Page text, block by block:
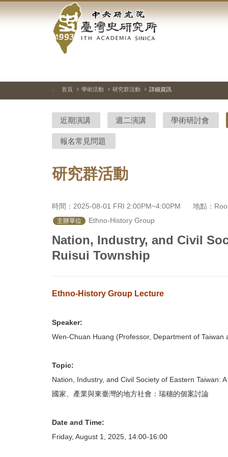
到
中
央
研
院-
臺
灣
史
研
所-
首
頁
::: 首頁 學術活動 研究群活動 詳細資訊
近期演講 週二演講 學術研討會
報名常見問題
研究群活動
時間：2025-08-01 FRI 2:00PM~4:00PM 地點：
主辦單位 Ethno-History Group
Nation, Industry, and Civil
Ruisui Township
Ethno-History Group Lecture
Speaker:
Wen-Chuan Huang (Professor, Department of
Topic:
Nation, Industry, and Civil Society of Eastern Taiwan:
國家、產業與東臺灣的地方社會：瑞穗的個案討論
Date and Time:
Friday, August 1, 2025, 14:00-16:00